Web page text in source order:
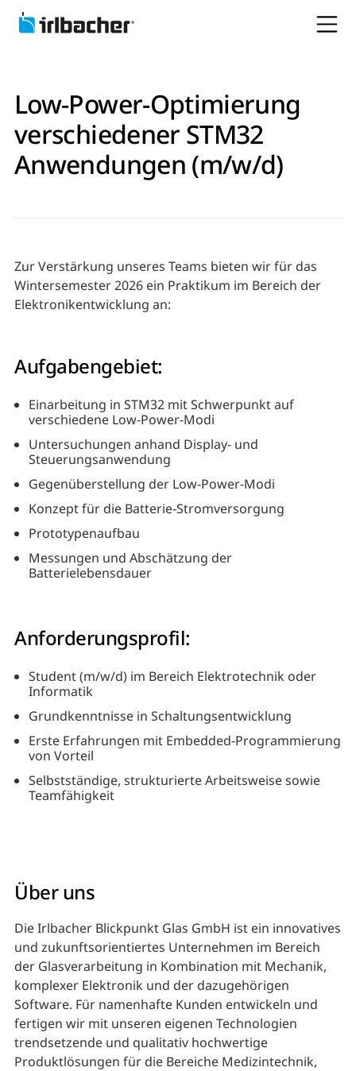
Low-Power-Optimierung
verschiedener STM32
Anwendungen (m/w/d)
Zur Verstärkung unseres Teams bieten wir für das
Wintersemester 2026 ein Praktikum im Bereich der
Elektronikentwicklung an:
Aufgabengebiet:
Einarbeitung in STM32 mit Schwerpunkt auf
verschiedene Low-Power-Modi
Untersuchungen anhand Display- und
Steuerungsanwendung
Gegenüberstellung der Low-Power-Modi
Konzept für die Batterie-Stromversorgung
Prototypenaufbau
Messungen und Abschätzung der
Batterielebensdauer
Anforderungsprofil:
Student (m/w/d) im Bereich Elektrotechnik oder
Informatik
Grundkenntnisse in Schaltungsentwicklung
Erste Erfahrungen mit Embedded-Programmierung
von Vorteil
Selbstständige, strukturierte Arbeitsweise sowie
Teamfähigkeit
Über uns
Die Irlbacher Blickpunkt Glas GmbH ist ein innovatives
und zukunftsorientiertes Unternehmen im Bereich
der Glasverarbeitung in Kombination mit Mechanik,
komplexer Elektronik und der dazugehörigen
Software. Für namenhafte Kunden entwickeln und
fertigen wir mit unseren eigenen Technologien
trendsetzende und qualitativ hochwertige
Produktlösungen für die Bereiche Medizintechnik,